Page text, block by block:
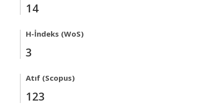
14
H-İndeks (WoS)
3
Atıf (Scopus)
123